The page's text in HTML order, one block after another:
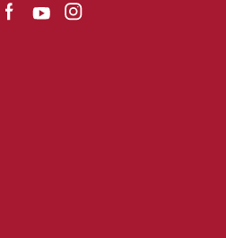
FacebookYouTubeInstagram